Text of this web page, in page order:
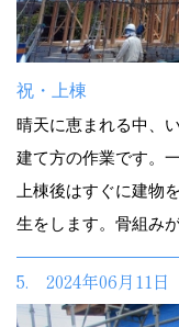
祝・上棟
晴天に恵まれる中、
建て方の作業です。
上棟後はすぐに建物
生をします。骨組み
5. 2024年06月11日